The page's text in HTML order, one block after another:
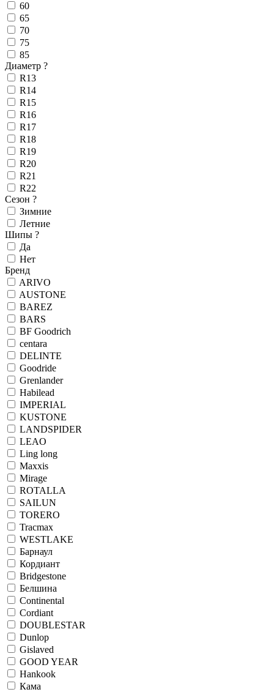
60
65
70
75
85
Диаметр ?
R13
R14
R15
R16
R17
R18
R19
R20
R21
R22
Сезон ?
Зимние
Летние
Шипы ?
Да
Нет
Бренд
ARIVO
AUSTONE
BAREZ
BARS
BF Goodrich
centara
DELINTE
Goodride
Grenlander
Habilead
IMPERIAL
KUSTONE
LANDSPIDER
LEAO
Ling long
Maxxis
Mirage
ROTALLA
SAILUN
TORERO
Tracmax
WESTLAKE
Барнаул
Кордиант
Bridgestone
Белшина
Continental
Cordiant
DOUBLESTAR
Dunlop
Gislaved
GOOD YEAR
Hankook
Кама